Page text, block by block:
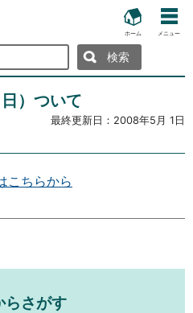
ホーム メニュー
）ついて
最終更新日： 2008年5月 1日
こちらから
らさがす